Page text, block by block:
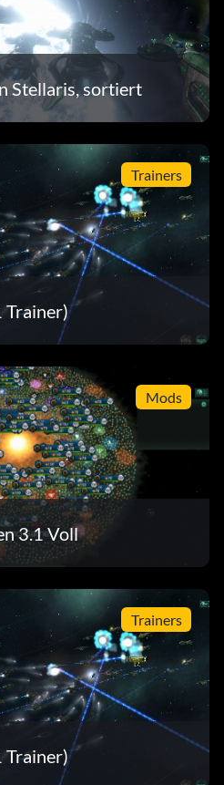
Stellaris, sortiert
Trainers
Trainer)
Mods
3.1 Voll
Trainers
Trainer)